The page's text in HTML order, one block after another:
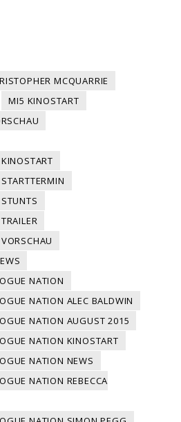
MCQUARRIE
MI5 KINOSTART
NATION
NATION ALEC BALDWIN
NATION AUGUST 2015
NATION KINOSTART
NATION NEWS
NATION REBECCA